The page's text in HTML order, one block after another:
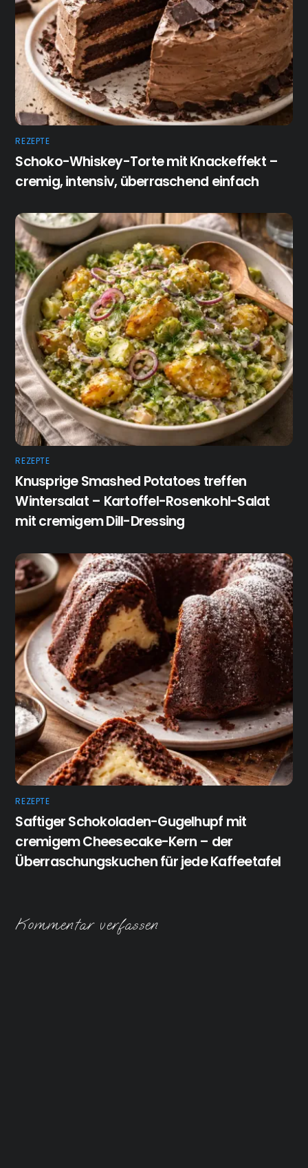
REZEPTE
Schoko-Whiskey-Torte mit Knackeffekt –
cremig, intensiv, überraschend einfach
REZEPTE
Knusprige Smashed Potatoes treffen
Wintersalat – Kartoffel-Rosenkohl-Salat
mit cremigem Dill-Dressing
REZEPTE
Saftiger Schokoladen-Gugelhupf mit
cremigem Cheesecake-Kern – der
Überraschungskuchen für jede Kaffeetafel
Kommentar verfassen